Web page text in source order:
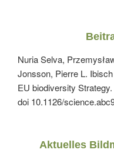
Nuria Selva,
Jonsson, Pierre L.
EU biodiversity
doi 10.1126/
Aktuelles